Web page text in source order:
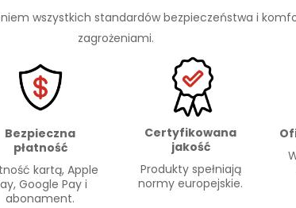
wszystkich standardów bezpieczeństwa i
zagrożeniami.
Bezpieczna
płatność
kartą, Apple
Google Pay i
abonament.
Certyfikowana
jakość
Produkty spełniają
normy europejskie.